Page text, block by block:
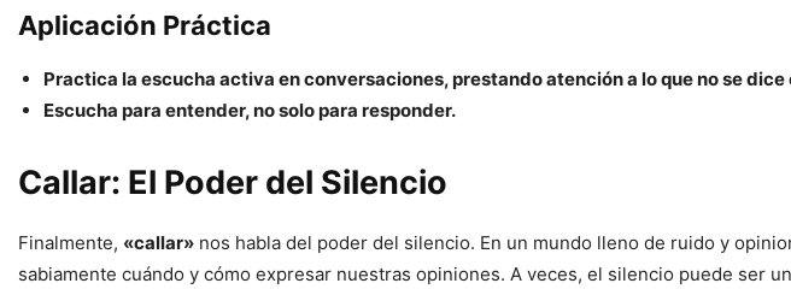
Aplicación Práctica
Practica la escucha activa en conversaciones, prestando atención a lo que no se
Escucha para entender, no solo para responder.
Callar: El Poder del Silencio
Finalmente, «callar» nos habla del poder del silencio. En un mundo lleno de ruido y
sabiamente cuándo y cómo expresar nuestras opiniones. A veces, el silencio puede ser